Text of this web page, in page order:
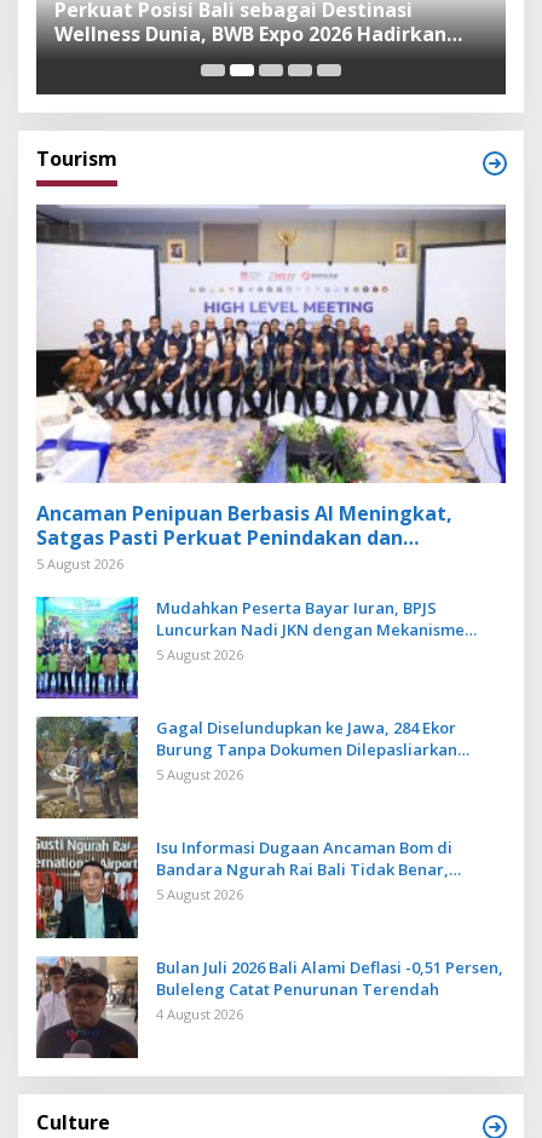
Perkuat Posisi Bali sebagai Destinasi
Wellness Dunia, BWB Expo 2026 Hadirkan
Exhibitor Nasional dan Global
Tourism
Ancaman Penipuan Berbasis AI Meningkat,
Satgas Pasti Perkuat Penindakan dan
Pengembangan Aplikasi Anti Penipuan
5 August 2026
Mudahkan Peserta Bayar Iuran, BPJS
Luncurkan Nadi JKN dengan Mekanisme
Menabung
5 August 2026
Gagal Diselundupkan ke Jawa, 284 Ekor
Burung Tanpa Dokumen Dilepasliarkan
Cegah Ancaman Penyakit
5 August 2026
Isu Informasi Dugaan Ancaman Bom di
Bandara Ngurah Rai Bali Tidak Benar,
Operasional Penerbangan Lancar
5 August 2026
Bulan Juli 2026 Bali Alami Deflasi -0,51 Persen,
Buleleng Catat Penurunan Terendah
4 August 2026
Culture